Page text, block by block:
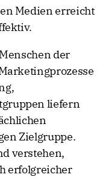
Medien erreicht
der
liefern
Zielgruppe.
verstehen,
erfolgreicher